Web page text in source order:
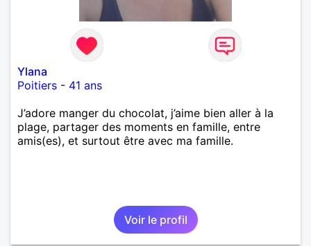
Ylana
Poitiers - 41 ans
J’adore manger du chocolat, j’aime bien aller à la
plage, partager des moments en famille, entre
amis(es), et surtout être avec ma famille.
Voir le profil